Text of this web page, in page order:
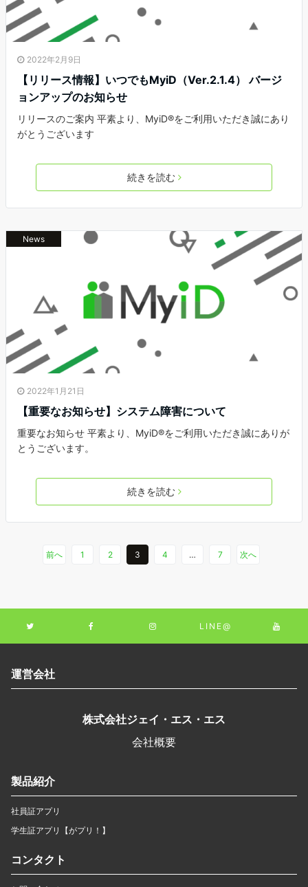
2022年2月9日
【リリース情報】いつでもMyiD（Ver.2.1.4） バージ
ョンアップのお知らせ
リリースのご案内 平素より、MyiD®をご利用いただき誠にあり
がとうございます
続きを読む
News
2022年1月21日
【重要なお知らせ】システム障害について
重要なお知らせ 平素より、MyiD®をご利用いただき誠にありが
とうございます。
続きを読む
前へ 1 2 3 4 … 7 次へ
LINE@
運営会社
株式会社ジェイ・エス・エス
会社概要
製品紹介
社員証アプリ
学生証アプリ【がプリ！】
コンタクト